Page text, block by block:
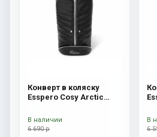
Конверт в коляску
Esspero Cosy Arctic
6 690 р
В наличии
6
В